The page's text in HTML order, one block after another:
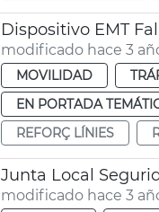
Dispositivo EMT
modificado hace 3
MOVILIDAD
EN PORTADA
REFORÇ LÍNIES
Junta Local
modificado hace 3